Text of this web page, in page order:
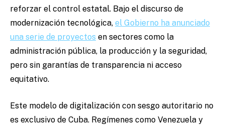
reforzar el control estatal. Bajo el discurso de
modernización tecnológica, el Gobierno ha anunciado
una serie de proyectos en sectores como la
administración pública, la producción y la seguridad,
pero sin garantías de transparencia ni acceso
equitativo.
Este modelo de digitalización con sesgo autoritario no
es exclusivo de Cuba. Regímenes como Venezuela y